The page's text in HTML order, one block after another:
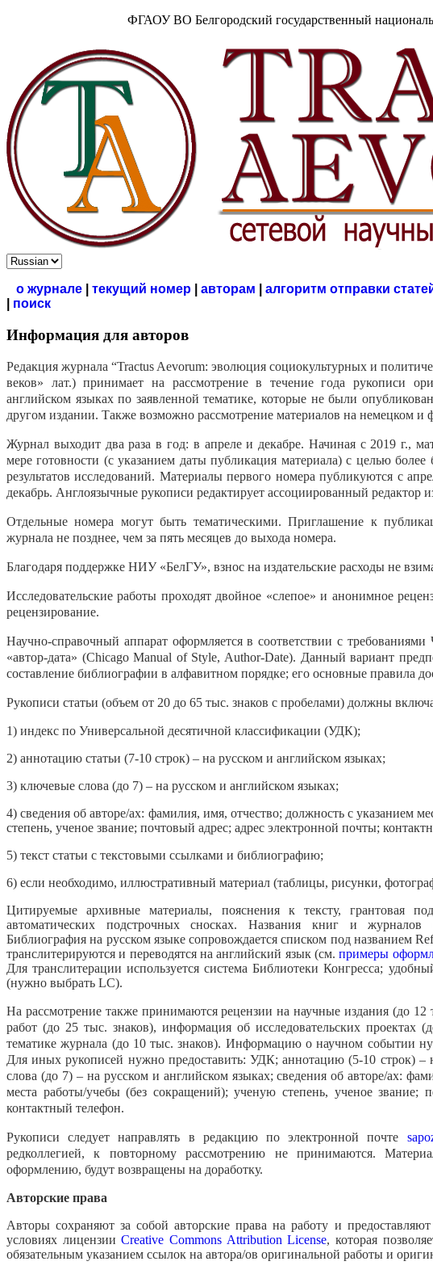
ФГАОУ ВО Белгородский государственный
о журнале текущий номер авторам алгоритм отправки
поиск
Информация для авторов
Редакция журнала “Tractus Aevorum: эволюция социокультурных и
веков» лат.) принимает на рассмотрение в течение года рукописи
английском языках по заявленной тематике, которые не были
другом издании. Также возможно рассмотрение материалов на немецком и
Журнал выходит два раза в год: в апреле и декабре. Начиная с 2019 г.,
мере готовности (с указанием даты публикация материала) с целью
результатов исследований. Материалы первого номера публикуются с
декабрь. Англоязычные рукописи редактирует ассоциированный редактор
Отдельные номера могут быть тематическими. Приглашение к
журнала не позднее, чем за пять месяцев до выхода номера.
Благодаря поддержке НИУ «БелГУ», взнос на издательские расходы не
Исследовательские работы проходят двойное «слепое» и анонимное
рецензирование.
Научно-справочный аппарат оформляется в соответствии с
«автор-дата» (Chicago Manual of Style, Author-Date). Данный вариант
составление библиографии в алфавитном порядке; его основные правила
Рукописи статьи (объем от 20 до 65 тыс. знаков с пробелами) должны
1) индекс по Универсальной десятичной классификации (УДК);
2) аннотацию статьи (7-10 строк) – на русском и английском языках;
3) ключевые слова (до 7) – на русском и английском языках;
4) сведения об авторе/ах: фамилия, имя, отчество; должность с указанием
степень, ученое звание; почтовый адрес; адрес электронной почты;
5) текст статьи с текстовыми ссылками и библиографию;
6) если необходимо, иллюстративный материал (таблицы, рисунки,
Цитируемые архивные материалы, пояснения к тексту, грантовая
автоматических подстрочных сносках. Названия книг и
Библиография на русском языке сопровождается списком под названием
транслитерируются и переводятся на английский язык (см.примеры
Для транслитерации используется система Библиотеки Конгресса;
(нужно выбрать LC).
На рассмотрение также принимаются рецензии на научные издания (до
работ (до 25 тыс. знаков), информация об исследовательских
тематике журнала (до 10 тыс. знаков). Информацию о научном событии
Для иных рукописей нужно предоставить: УДК; аннотацию (5-10 строк) –
слова (до 7) – на русском и английском языках; сведения об авторе/ах:
места работы/учебы (без сокращений); ученую степень, ученое звание;
контактный телефон.
Рукописи следует направлять в редакцию по электронной почте
редколлегией, к повторному рассмотрению не принимаются.
оформлению, будут возвращены на доработку.
Авторские права
Авторы сохраняют за собой авторские права на работу и
условиях лицензииCreative Commons Attribution License, которая
обязательным указанием ссылок на автора/ов оригинальной работы и